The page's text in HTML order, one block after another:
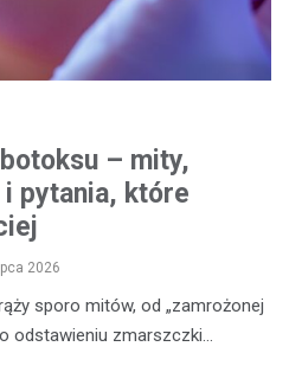
– mity,
pytania, które
2026
sporo mitów, od „zamrożonej
odstawieniu zmarszczki…